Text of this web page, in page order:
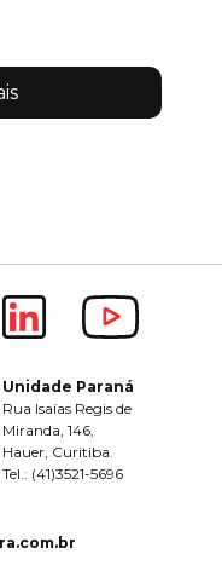
Unidade Paraná
Rua Isaías Regis de
Miranda, 146,
Hauer, Curitiba.
Tel.: (41)3521-5696